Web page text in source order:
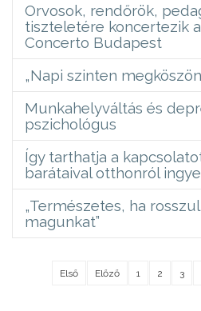
Orvosok, rendőrök,
tiszteletére koncertezik
Concerto Budapest
„Napi szinten
Munkahelyváltás és
pszichológus
Így tarthatja a
barátaival otthonról
„Természetes, ha
magunkat”
Első Előző 1 2 3